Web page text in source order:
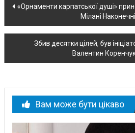
Навігація
по
новині
«Орнаменти карпатської душі»
Мілані
Збив десятки цілей, був
Валентин
Вам може бути цікаво